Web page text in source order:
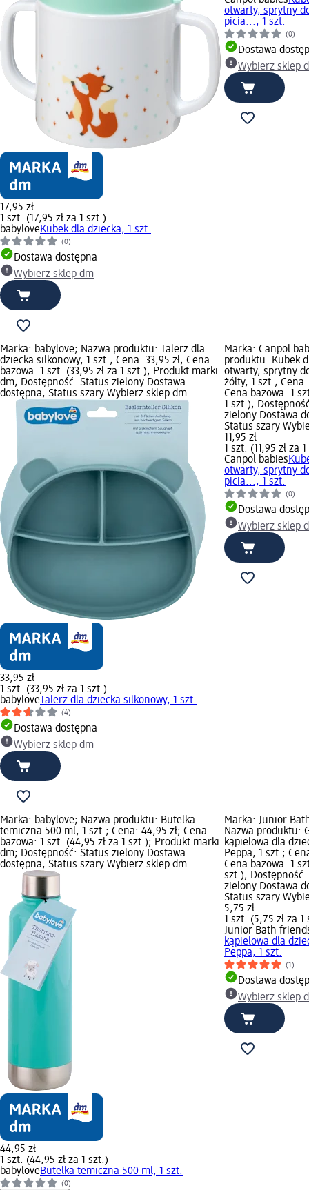
17,95 zł
1 szt. (17,95 zł za 1 szt.)
babyloveKubek dla dziecka, 1 szt.
(0)
Dostawa dostępna
Wybierz sklep dm
otwarty, sprytny
picia..., 1 szt.
(0)
Dostawa
Wybierz sklep
Marka: babylove; Nazwa produktu: Talerz dla
dziecka silkonowy, 1 szt.; Cena: 33,95 zł; Cena
bazowa: 1 szt. (33,95 zł za 1 szt.); Produkt marki
dm; Dostępność: Status zielony Dostawa
dostępna, Status szary Wybierz sklep dm
33,95 zł
1 szt. (33,95 zł za 1 szt.)
babylove Talerz dla dziecka silkonowy, 1 szt.
(4)
Dostawa dostępna
Wybierz sklep dm
Marka: Canpol
produktu: Kubek
otwarty, sprytny
żółty, 1 szt.; Cena:
Cena bazowa: 1
1 szt.);
zielony Dostawa
Status szary
11,95 zł
1 szt. (11,95 zł za
Canpol babies
otwarty, sprytny
picia..., 1 szt.
(0)
Dostawa
Wybierz sklep
Marka: babylove; Nazwa produktu: Butelka
temiczna 500 ml, 1 szt.; Cena: 44,95 zł; Cena
bazowa: 1 szt. (44,95 zł za 1 szt.); Produkt marki
dm; Dostępność: Status zielony Dostawa
dostępna, Status szary Wybierz sklep dm
44,95 zł
1 szt. (44,95 zł za 1 szt.)
babyloveButelka temiczna 500 ml, 1 szt.
(0)
Marka: Junior
Nazwa produktu:
kąpielowa dla
Peppa, 1 szt.;
Cena bazowa: 1
szt.); Dostępność:
zielony Dostawa
Status szary
5,75 zł
1 szt. (5,75 zł za 1
Junior Bath
kąpielowa dla
Peppa, 1 szt.
(1)
Dostawa
Wybierz sklep